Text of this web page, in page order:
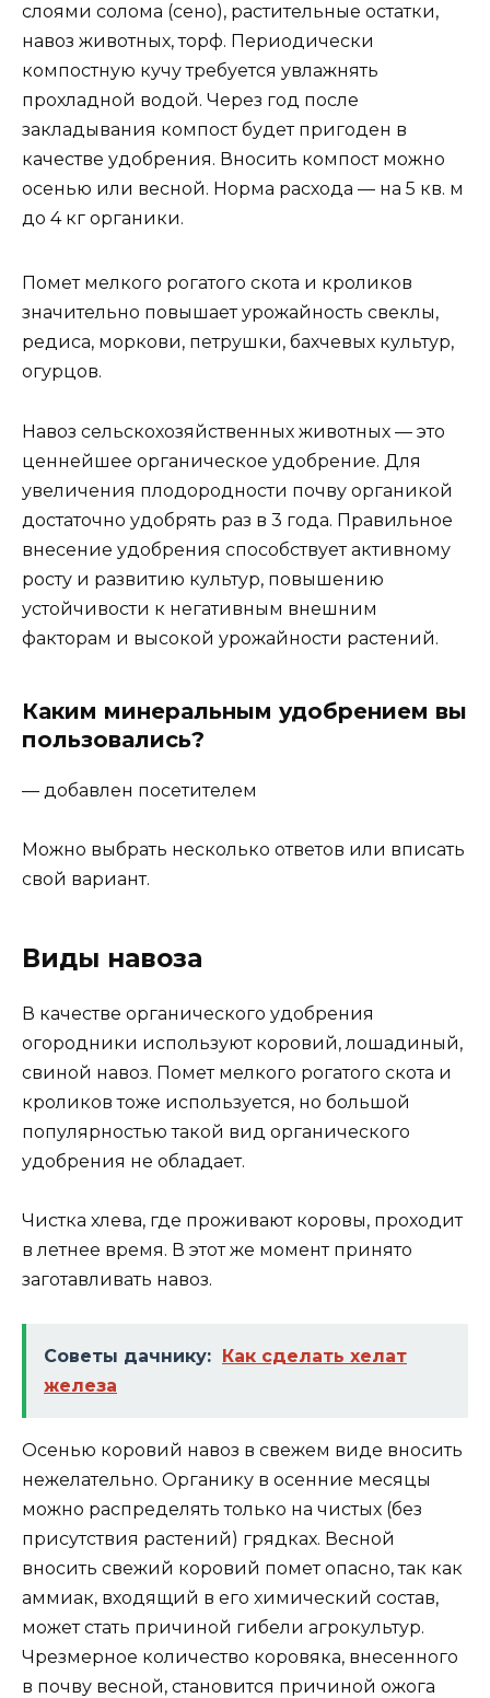
слоями солома (сено), растительные остатки,
навоз животных, торф. Периодически
компостную кучу требуется увлажнять
прохладной водой. Через год после
закладывания компост будет пригоден в
качестве удобрения. Вносить компост можно
осенью или весной. Норма расхода — на 5 кв. м
до 4 кг органики.
Помет мелкого рогатого скота и кроликов
значительно повышает урожайность свеклы,
редиса, моркови, петрушки, бахчевых культур,
огурцов.
Навоз сельскохозяйственных животных — это
ценнейшее органическое удобрение. Для
увеличения плодородности почву органикой
достаточно удобрять раз в 3 года. Правильное
внесение удобрения способствует активному
росту и развитию культур, повышению
устойчивости к негативным внешним
факторам и высокой урожайности растений.
Каким минеральным удобрением вы
пользовались?
— добавлен посетителем
Можно выбрать несколько ответов или вписать
свой вариант.
Виды навоза
В качестве органического удобрения
огородники используют коровий, лошадиный,
свиной навоз. Помет мелкого рогатого скота и
кроликов тоже используется, но большой
популярностью такой вид органического
удобрения не обладает.
Чистка хлева, где проживают коровы, проходит
в летнее время. В этот же момент принято
заготавливать навоз.
Советы дачнику:
Как сделать хелат
железа
Осенью коровий навоз в свежем виде вносить
нежелательно. Органику в осенние месяцы
можно распределять только на чистых (без
присутствия растений) грядках. Весной
вносить свежий коровий помет опасно, так как
аммиак, входящий в его химический состав,
может стать причиной гибели агрокультур.
Чрезмерное количество коровяка, внесенного
в почву весной, становится причиной ожога